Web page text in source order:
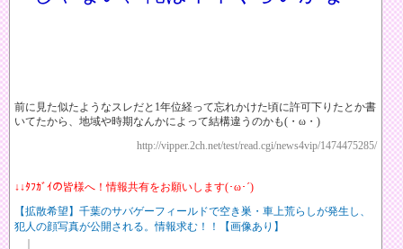
前に見た似たようなスレだと1年位経って忘れかけた頃に許可下りたとか書
いてたから、地域や時期なんかによって結構違うのかも(・ω・)
http://vipper.2ch.net/test/read.cgi/news4vip/1474475285/
↓↓ﾀﾌｶﾞｲの皆様へ！情報共有をお願いします(･ω･´)
【拡散希望】千葉のサバゲーフィールドで空き巣・車上荒らしが発生し、
犯人の顔写真が公開される。情報求む！！【画像あり】